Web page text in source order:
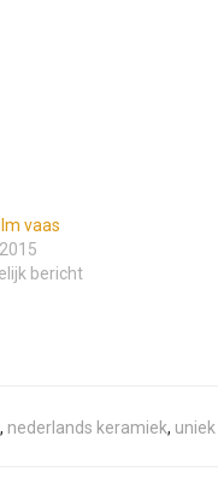
vaas
bericht
, nederlands keramiek, uniek